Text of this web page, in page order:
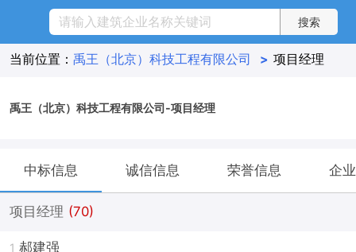
当前位置： 禹王（北京）科技工程有限公司 > 项目经理
禹王（北京）科技工程有限公司-项目经理
中标信息 诚信信息 荣誉信息 企
项目经理 (70)
1 郝建强